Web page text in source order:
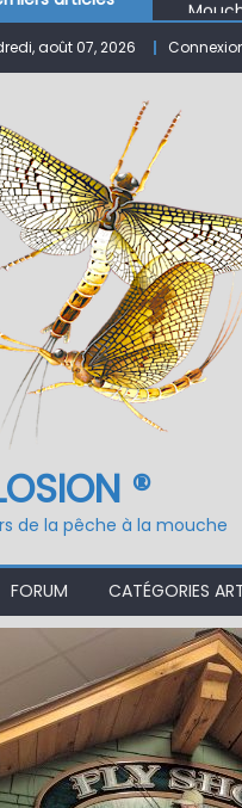
Le
août 07, 2026
®
de la pêche à la mouche
FORUM CATÉGORIES